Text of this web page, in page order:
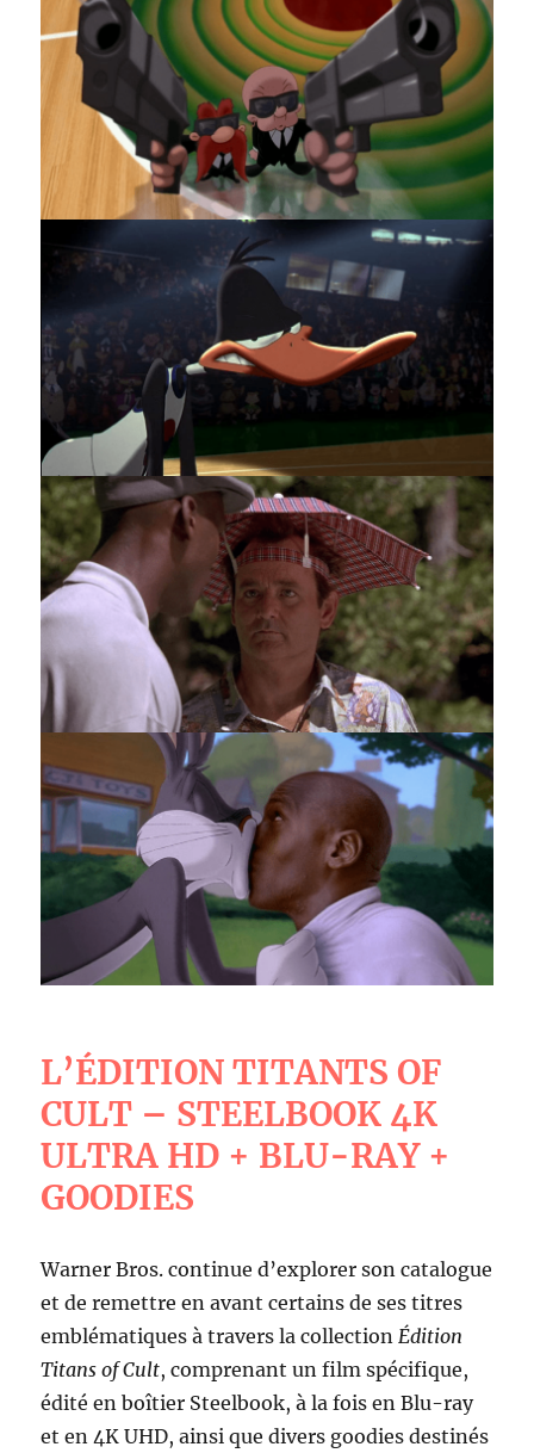
L’ÉDITION TITANTS OF
CULT – STEELBOOK 4K
ULTRA HD + BLU-RAY +
GOODIES
Warner Bros. continue d’explorer son catalogue
et de remettre en avant certains de ses titres
emblématiques à travers la collection Édition
Titans of Cult, comprenant un film spécifique,
édité en boîtier Steelbook, à la fois en Blu-ray
et en 4K UHD, ainsi que divers goodies destinés